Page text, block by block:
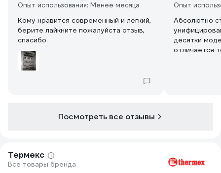
Опыт использования: Менее месяца
Кому нравится современный и лёгкий,
берите лайкните пожалуйста отзыв,
спасибо.
Опыт
Абсолютно
десятки
отличается
Посмотреть все отзывы
Термекс
Все товары бренда